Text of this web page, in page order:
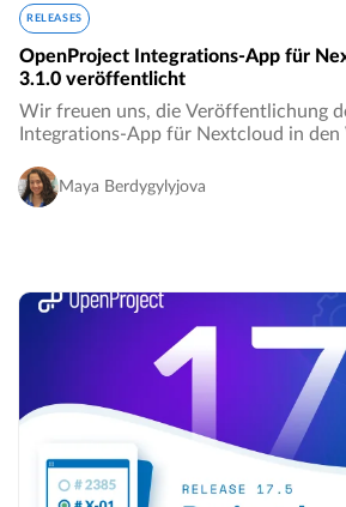
RELEASES
OpenProject Integrations-App für
3.1.0 veröffentlicht
Wir freuen uns, die Veröffentlichung
Integrations-App für Nextcloud in den
Maya Berdygylyjova